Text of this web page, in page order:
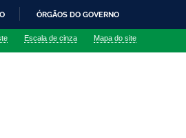
ÓRGÃOS DO GOVERNO
Escala de cinza Mapa do site